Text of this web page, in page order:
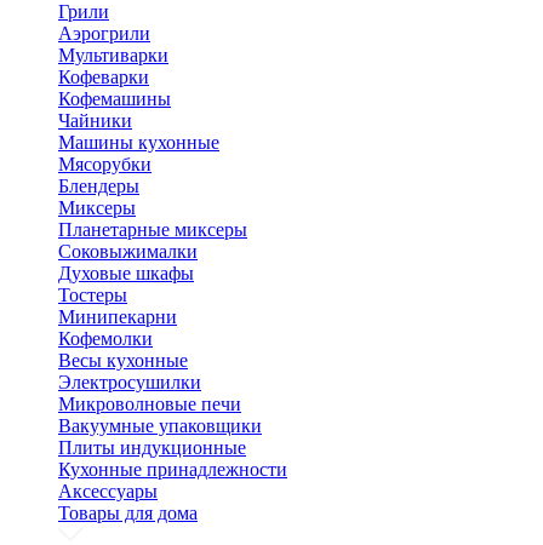
Грили
Аэрогрили
Мультиварки
Кофеварки
Кофемашины
Чайники
Машины кухонные
Мясорубки
Блендеры
Миксеры
Планетарные миксеры
Соковыжималки
Духовые шкафы
Тостеры
Минипекарни
Кофемолки
Весы кухонные
Электросушилки
Микроволновые печи
Вакуумные упаковщики
Плиты индукционные
Кухонные принадлежности
Аксессуары
Товары для дома